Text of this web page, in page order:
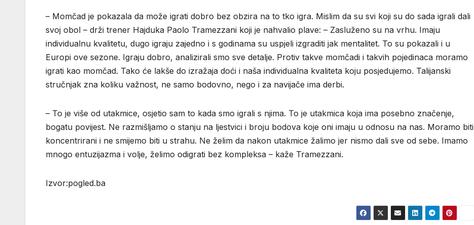
– Momčad je pokazala da može igrati dobro bez obzira na to tko igra. Mislim da su svi koji su do sada igrali dali
svoj obol – drži trener Hajduka Paolo Tramezzani koji je nahvalio plave: – Zasluženo su na vrhu. Imaju
individualnu kvalitetu, dugo igraju zajedno i s godinama su uspjeli izgraditi jak mentalitet. To su pokazali i u
Europi ove sezone. Igraju dobro, analizirali smo sve detalje. Protiv takve momčadi i takvih pojedinaca moramo
igrati kao momčad. Tako će lakše do izražaja doći i naša individualna kvaliteta koju posjedujemo. Talijanski
stručnjak zna koliku važnost, ne samo bodovno, nego i za navijače ima derbi.
– To je više od utakmice, osjetio sam to kada smo igrali s njima. To je utakmica koja ima posebno značenje,
bogatu povijest. Ne razmišljamo o stanju na ljestvici i broju bodova koje oni imaju u odnosu na nas. Moramo biti
koncentrirani i ne smijemo biti u strahu. Ne želim da nakon utakmice žalimo jer nismo dali sve od sebe. Imamo
mnogo entuzijazma i volje, želimo odigrati bez kompleksa – kaže Tramezzani.
Izvor:pogled.ba